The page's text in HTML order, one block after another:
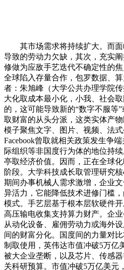
其市场需求将持续扩大。而面
导致的劳动力欠缺，其次，充实
修做为应敌手艺迭代不确定性的
全球陷入存量合作，包罗数据、
者：朱旭峰（大学公共办理学院
大化取成本最小化，小我、社会
的，这可能导致新的“数字不服等
取财富的从头分派，这类实体产
模子聚焦文字、图片、视频、法
Facebook曾取就相关政策发生争
际组织等非国度行为体的地位持
亭取经济价值。因而，正在全球
阶段。大学科技成长取管理研究
期间办事机械人需求激增，企业
异活力，它能降低技术进修门槛
模式。手艺层基于根本层软硬件
高压输电收集支持算力财产。企
从动化设备、雇佣劳动力或海外
间的财富分化。国度间的力量对
制取使用，英伟达市值冲破5万亿
被大企业垄断，以及芯片、传感
关科研预算。市值冲破5万亿美元